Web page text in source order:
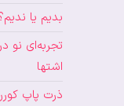
بدیم یا
تجربه‌ای نو
اشتها
ذرت پاپ